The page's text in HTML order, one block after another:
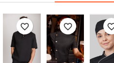
favorite_border favorite_border